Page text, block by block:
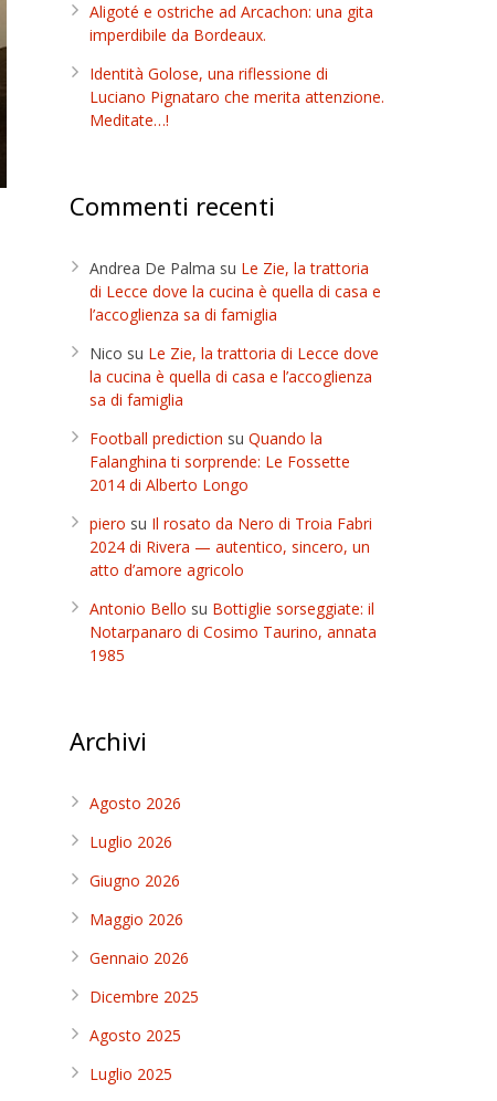
Aligoté e ostriche ad Arcachon: una gita
imperdibile da Bordeaux.
Identità Golose, una riflessione di
Luciano Pignataro che merita attenzione.
Meditate…!
Commenti recenti
Andrea De Palma su Le Zie, la trattoria
di Lecce dove la cucina è quella di casa e
l’accoglienza sa di famiglia
Nico su Le Zie, la trattoria di Lecce dove
la cucina è quella di casa e l’accoglienza
sa di famiglia
Football prediction su Quando la
Falanghina ti sorprende: Le Fossette
2014 di Alberto Longo
piero su Il rosato da Nero di Troia Fabri
2024 di Rivera — autentico, sincero, un
atto d’amore agricolo
Antonio Bello su Bottiglie sorseggiate: il
Notarpanaro di Cosimo Taurino, annata
1985
Archivi
Agosto 2026
Luglio 2026
Giugno 2026
Maggio 2026
Gennaio 2026
Dicembre 2025
Agosto 2025
Luglio 2025